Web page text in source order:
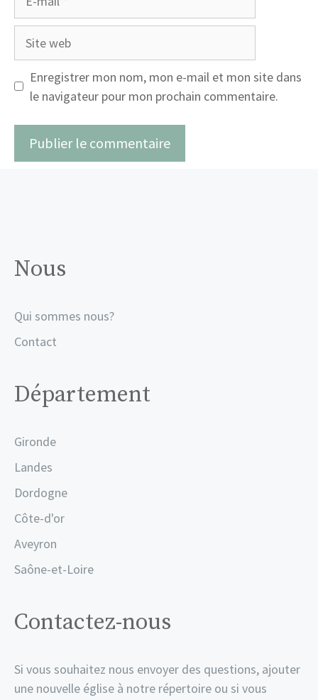
Site
Enregistrer mon nom, mon e-mail et mon site dans
le navigateur pour mon prochain commentaire.
Nous
Qui sommes nous?
Contact
Département
Gironde
Landes
Dordogne
Côte-d'or
Aveyron
Saône-et-Loire
Contactez-nous
Si vous souhaitez nous envoyer des questions, ajouter
une nouvelle église à notre répertoire ou si vous